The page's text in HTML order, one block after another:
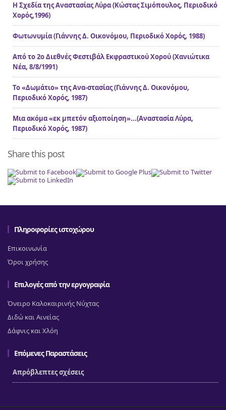
Η Σχεδία της Αναστασίας Λύρα (Κώστας Σιμόπουλος, Περιοδικό
Χορός,1996)
Φωτωνυμία (Γιάννης Δ. Οικονόμου, Περιοδικό Χορός, 1988)
Από το 2ο Διεθνές Φεστιβάλ Εκφραστικού Χορού (Χανιώτικα
Νέα, 8/8/1991)
Το «Δωμάτιο» της Ανα-στασίας (Γιάννης Δ. Οικονόμου,
Περιοδικό Χορός, 1987)
Μια ακόμα «εκ μπετόν αξιοποίηση»...(Αναστασία Λύρα,
Περιοδικό Χορός, 1987)
Share this post
Πληροφορίες ιστοχώρου
Επικοινωνία
Όροι χρήσης
Επιλογές από την εργογραφία
Όνειρο Καλοκαιρινής Νύχτας
Διδώ και Αινείας
Δάφνις και Χλόη
Επόμενες Παραστάσεις
Απρόβλεπτες σχέσεις